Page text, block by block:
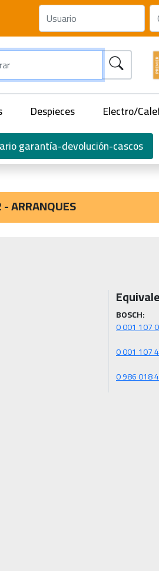
Despieces Electro/
garantía-devolución-cascos
ARRANQUES
BOSCH:
0 986 018